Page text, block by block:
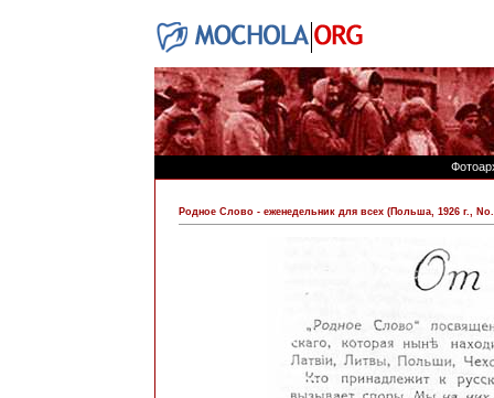
Родное Слово - еженедельник для всех (Польша, 1926 г., No.